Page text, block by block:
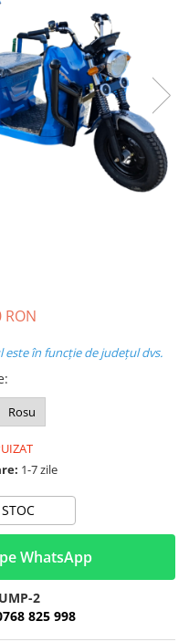
RON
în funcție de județul dvs.
:
Rosu
1-7 zile
WhatsApp
2
825 998